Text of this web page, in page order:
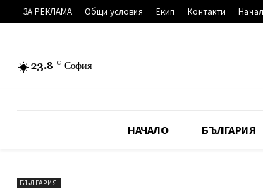
ЗА РЕКЛАМА Общи условия Екип Контакти
23.8 C София
НАЧАЛО БЪЛГАРИЯ
БЪЛГАРИЯ